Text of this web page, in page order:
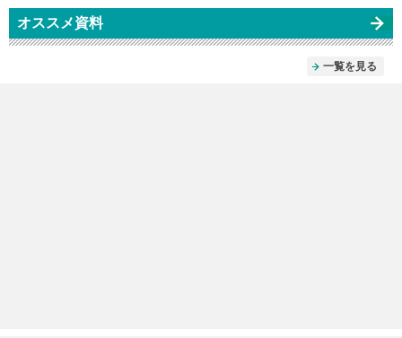
オススメ資料
一覧を見る